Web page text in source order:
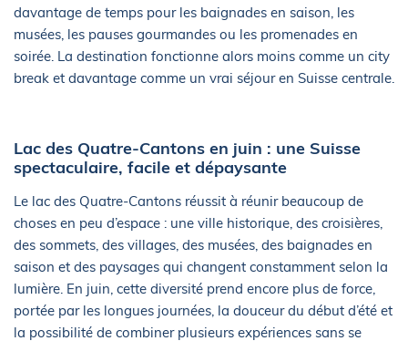
davantage de temps pour les baignades en saison, les
musées, les pauses gourmandes ou les promenades en
soirée. La destination fonctionne alors moins comme un city
break et davantage comme un vrai séjour en Suisse centrale.
Lac des Quatre-Cantons en juin : une Suisse
spectaculaire, facile et dépaysante
Le lac des Quatre-Cantons réussit à réunir beaucoup de
choses en peu d’espace : une ville historique, des croisières,
des sommets, des villages, des musées, des baignades en
saison et des paysages qui changent constamment selon la
lumière. En juin, cette diversité prend encore plus de force,
portée par les longues journées, la douceur du début d’été et
la possibilité de combiner plusieurs expériences sans se